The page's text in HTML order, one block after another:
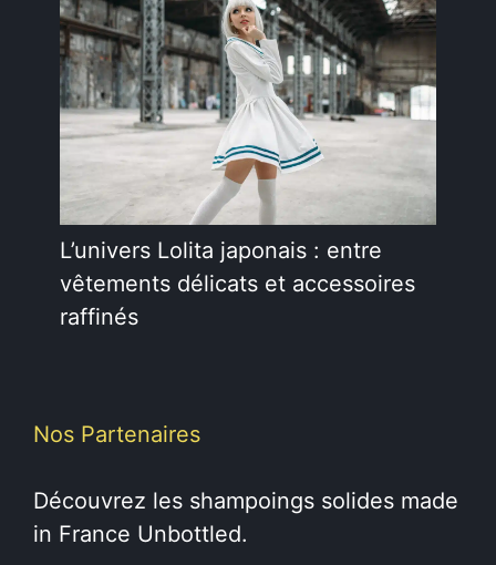
L’univers Lolita japonais : entre
vêtements délicats et accessoires
raffinés
Nos Partenaires
Découvrez les shampoings solides made
in France Unbottled.